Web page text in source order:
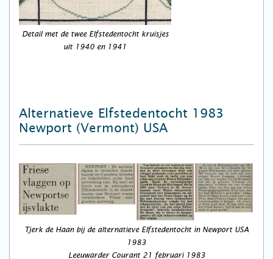
Detail met de twee Elfstedentocht kruisjes
uit 1940 en 1941
Alternatieve Elfstedentocht 1983
Newport (Vermont) USA
Tjerk de Haan bij de alternatieve Elfstedentocht in Newport USA
1983
Leeuwarder Courant 21 februari 1983